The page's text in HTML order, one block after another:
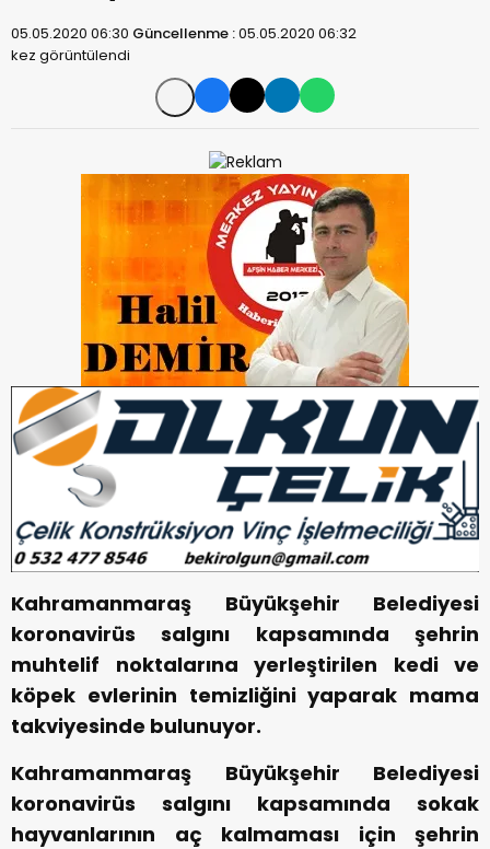
05.05.2020 06:30 Güncellenme :05.05.2020 06:32
kez görüntülendi
Kahramanmaraş Büyükşehir Belediyesi
koronavirüs salgını kapsamında şehrin
muhtelif noktalarına yerleştirilen kedi ve
köpek evlerinin temizliğini yaparak mama
takviyesinde bulunuyor.
Kahramanmaraş Büyükşehir Belediyesi
koronavirüs salgını kapsamında sokak
hayvanlarının aç kalmaması için şehrin